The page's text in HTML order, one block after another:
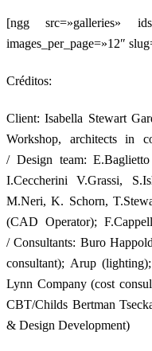
[ngg src=»galleries»
images_per_page=»12″
Créditos:
Client: Isabella Stewart
Workshop, architects in
/ Design team:
I.Ceccherini V.Grassi,
M.Neri, K. Schorn,
(CAD Operator);
/ Consultants: Buro
consultant); Arup
Lynn Company (cost
CBT/Childs Bertman
& Design Development)